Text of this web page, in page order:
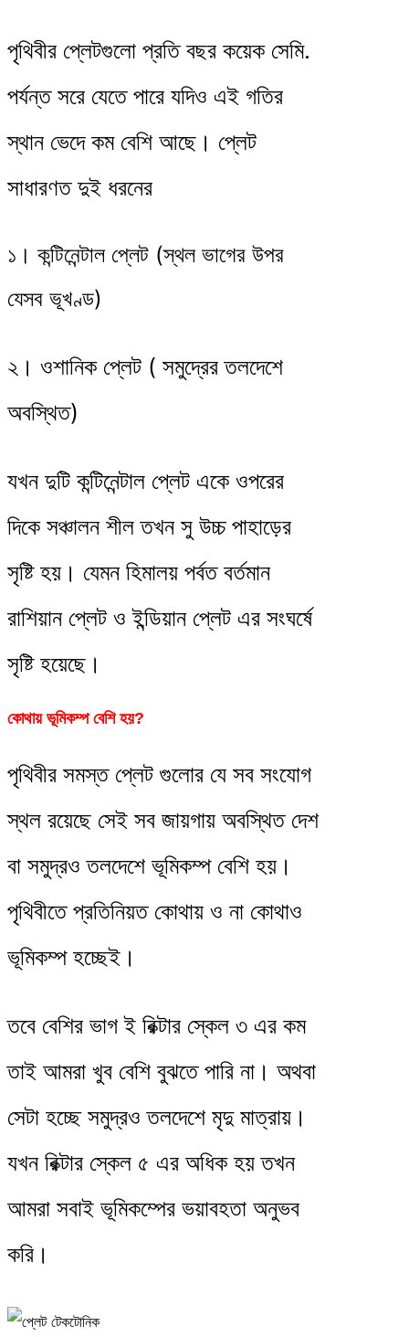
পৃথিবীর প্লেটগুলো প্রতি বছর কয়েক সেমি.
পর্যন্ত সরে যেতে পারে যদিও এই গতির
স্থান ভেদে কম বেশি আছে। প্লেট
সাধারণত দুই ধরনের
১। কন্টিনেন্টাল প্লেট (স্থল ভাগের উপর
যেসব ভূখণ্ড)
২। ওশানিক প্লেট ( সমুদ্রের তলদেশে
অবস্থিত)
যখন দুটি কন্টিনেন্টাল প্লেট একে ওপরের
দিকে সঞ্চালন শীল তখন সু উচ্চ পাহাড়ের
সৃষ্টি হয়। যেমন হিমালয় পর্বত বর্তমান
রাশিয়ান প্লেট ও ইন্ডিয়ান প্লেট এর সংঘর্ষে
সৃষ্টি হয়েছে।
কোথায় ভূমিকম্প বেশি হয়?
পৃথিবীর সমস্ত প্লেট গুলোর যে সব সংযোগ
স্থল রয়েছে সেই সব জায়গায় অবস্থিত দেশ
বা সমুদ্রও তলদেশে ভূমিকম্প বেশি হয়।
পৃথিবীতে প্রতিনিয়ত কোথায় ও না কোথাও
ভূমিকম্প হচ্ছেই।
তবে বেশির ভাগ ই রিক্টার স্কেল ৩ এর কম
তাই আমরা খুব বেশি বুঝতে পারি না। অথবা
সেটা হচ্ছে সমুদ্রও তলদেশে মৃদু মাত্রায়।
যখন রিক্টার স্কেল ৫ এর অধিক হয় তখন
আমরা সবাই ভূমিকম্পের ভয়াবহতা অনুভব
করি।